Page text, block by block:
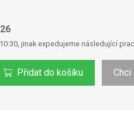
jinak expedujeme následující
Přidat do košíku Chci